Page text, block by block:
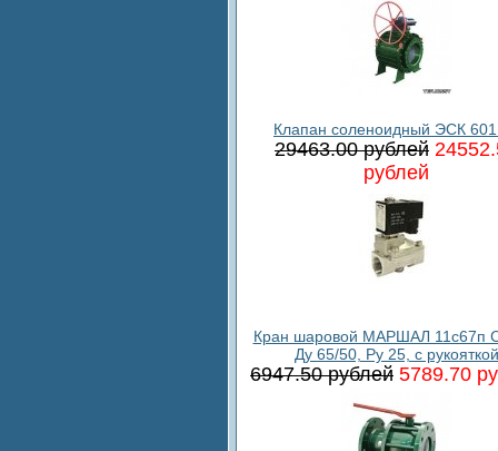
Клапан соленоидный ЭСК
29463.00 рублей
рублей
Кран шаровой МАРШАЛ 11с67п
Ду 65/50, Ру 25, с рукояткой
6947.50 рублей 5789.70